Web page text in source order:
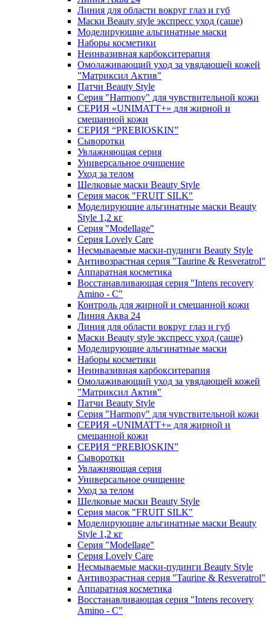
Линия для области вокруг глаз и губ
Маски Beauty style экспресс уход (саше)
Моделирующие альгинатные маски
Наборы косметики
Неинвазивная карбокситерапия
Омолаживающий уход за увядающей кожей
"Матриксил Актив"
Патчи Beauty Style
Серия "Harmony" для чувствительной кожи
СЕРИЯ «UNIMATT+» для жирной и
смешанной кожи
СЕРИЯ “PREBIOSKIN”
Сыворотки
Увлажняющая серия
Универсальное очищение
Уход за телом
Шелковые маски Beauty Style
Серия масок "FRUIT SILK"
Моделирующие альгинатные маски Beauty
Style 1,2 кг
Серия "Modellage"
Cерия Lovely Care
Несмываемые маски-пудинги Beauty Style
Антивозрастная серия "Taurine & Resveratrol"
Аппаратная косметика
Восстанавливающая серия "Intens recovery
Amino - C"
Контроль для жирной и смешанной кожи
Линия Аква 24
Линия для области вокруг глаз и губ
Маски Beauty style экспресс уход (саше)
Моделирующие альгинатные маски
Наборы косметики
Неинвазивная карбокситерапия
Омолаживающий уход за увядающей кожей
"Матриксил Актив"
Патчи Beauty Style
Серия "Harmony" для чувствительной кожи
СЕРИЯ «UNIMATT+» для жирной и
смешанной кожи
СЕРИЯ “PREBIOSKIN”
Сыворотки
Увлажняющая серия
Универсальное очищение
Уход за телом
Шелковые маски Beauty Style
Серия масок "FRUIT SILK"
Моделирующие альгинатные маски Beauty
Style 1,2 кг
Серия "Modellage"
Cерия Lovely Care
Несмываемые маски-пудинги Beauty Style
Антивозрастная серия "Taurine & Resveratrol"
Аппаратная косметика
Восстанавливающая серия "Intens recovery
Amino - C"